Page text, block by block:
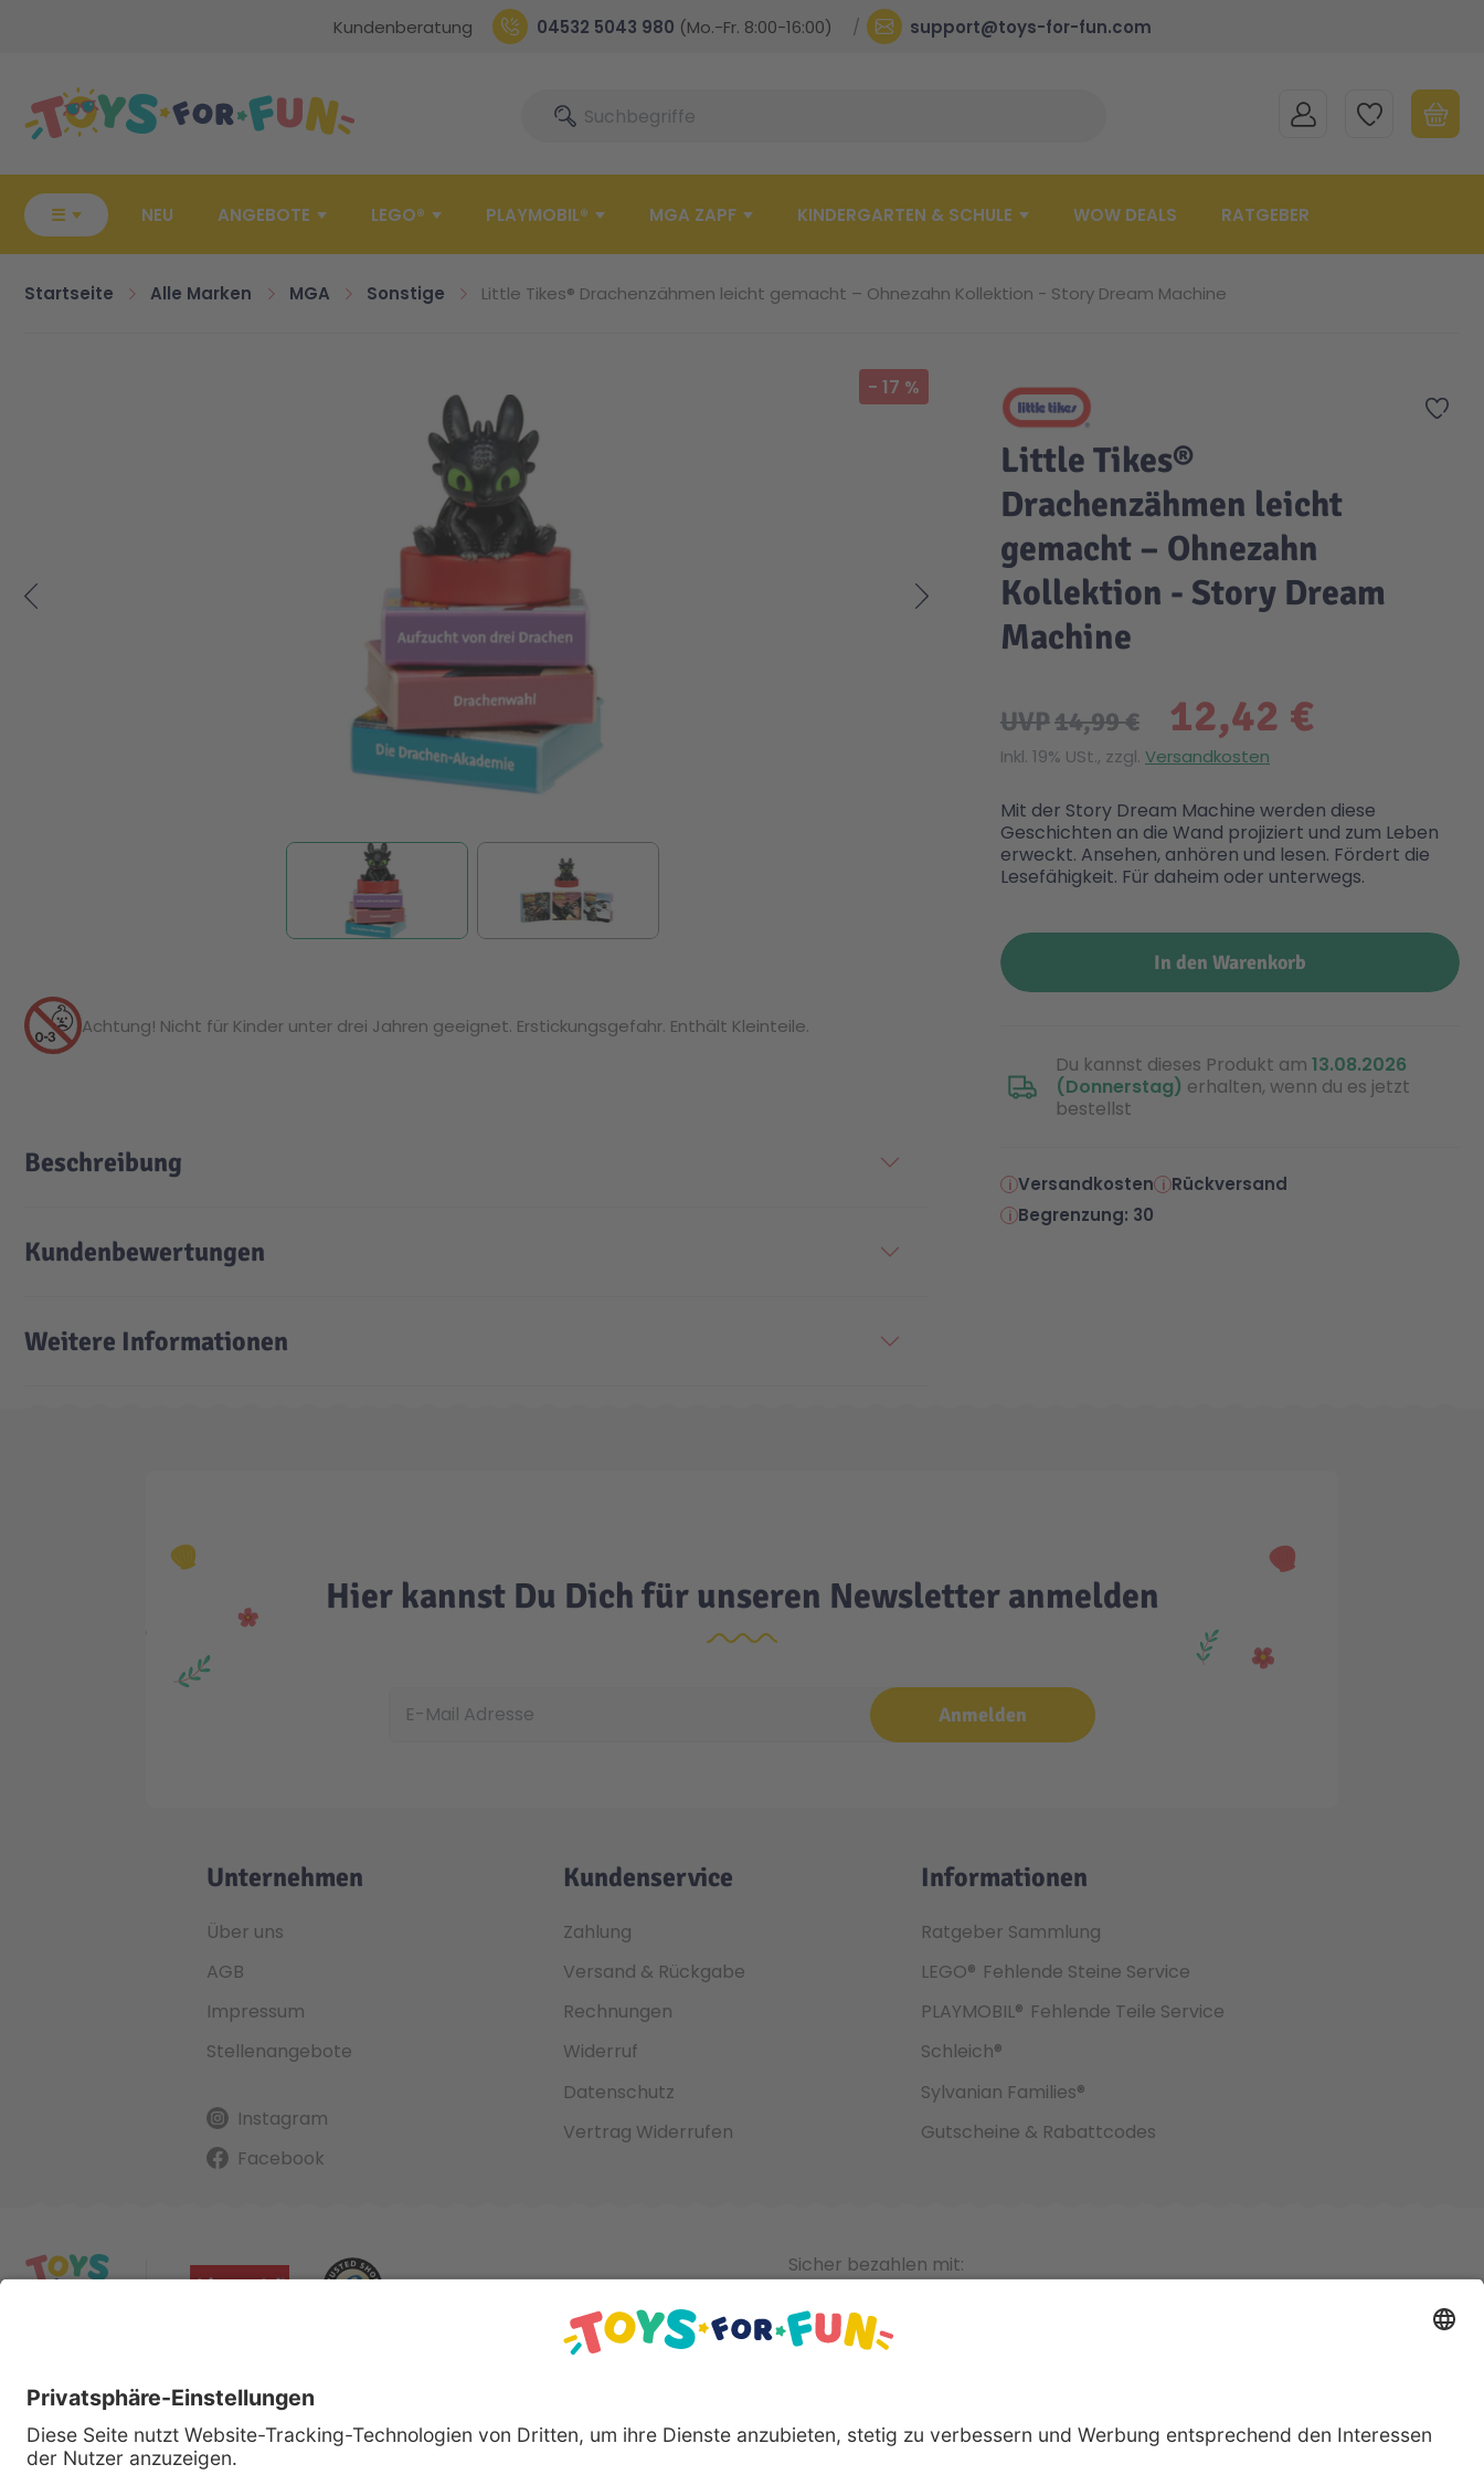
Kundenberatung 04532 5043 980 (Mo.-Fr. 8:00-16:00) support@toys-for-fun.com
SucheSuche MEIN KONTOMEINE WUNSCHLISTE
☰ NEU ANGEBOTE LEGO® PLAYMOBIL® MGA ZAPF KINDERGARTEN & SCHULE WOW DEALS RATGEBER
Startseite Alle Marken MGA Sonstige Little Tikes® Drachenzähmen leicht gemacht – Ohnezahn Kollektion - Story Dream Machine
- 17 %
Zur
Little Tikes®
Drachenzähmen leicht
gemacht – Ohnezahn
Kollektion - Story Dream
Machine
12,42 €
UVP14,99 €
Inkl. 19% USt., zzgl. Versandkosten
Mit der Story Dream Machine werden diese
Geschichten an die Wand projiziert und zum Leben
erweckt. Ansehen, anhören und lesen. Fördert die
Lesefähigkeit. Für daheim oder unterwegs.
In den Warenkorb
Du kannst dieses Produkt am 13.08.2026
(Donnerstag) erhalten, wenn du es jetzt
bestellst
Versandkosten
Rückversand
Begrenzung: 30
Achtung! Nicht für Kinder unter drei Jahren geeignet. Erstickungsgefahr. Enthält Kleinteile.
Beschreibung
Kundenbewertungen
Weitere Informationen
Hier kannst Du Dich für unseren Newsletter anmelden
Anmelden
Unternehmen
Über uns
AGB
Impressum
Stellenangebote
Instagram
Facebook
Kundenservice
Zahlung
Versand & Rückgabe
Rechnungen
Widerruf
Datenschutz
Vertrag Widerrufen
Informationen
Ratgeber Sammlung
LEGO® Fehlende Steine Service
PLAYMOBIL® Fehlende Teile Service
Schleich®
Sylvanian Families®
Gutscheine & Rabattcodes
Sicher bezahlen mit: